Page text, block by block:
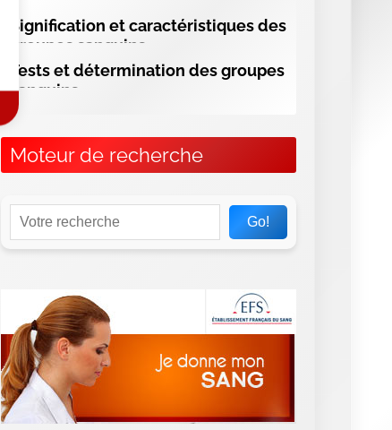
Signification et caractéristiques des
groupes sanguins
Tests et détermination des groupes
sanguins
Moteur de recherche
Go!